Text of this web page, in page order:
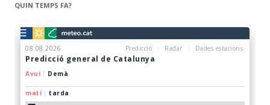
QUIN TEMPS FA?